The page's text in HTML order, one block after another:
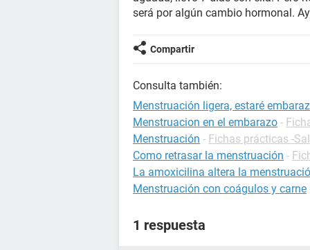
será por algún cambio hormonal.
Compartir
Consulta también:
Menstruación ligera, estaré
Menstruacion en el embarazo -
Menstruación - Fichas prácticas -
Como retrasar la menstruación -
La amoxicilina altera la
Menstruación con coágulos y carne
1 respuesta